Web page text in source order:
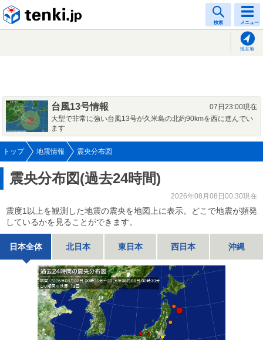
検索 メニュー
現在地
台風13号情報
07日23:00現在
大型で非常に強い台風13号が久米島の北約90kmを西に進んでい
ます
トップ 地震情報 震央分布図
震央分布図(過去24時間)
2026年08月08日00:30現在
震度1以上を観測した地震の震央を地図上に表示。どこで地震が頻発
しているかを見ることができます。
日本全体 北日本 東日本 西日本 沖縄